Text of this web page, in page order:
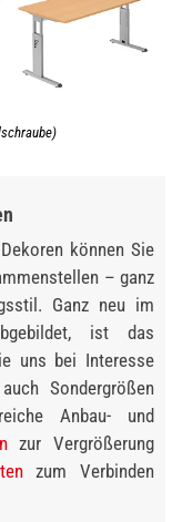
können Sie
– ganz
Ganz neu im
ist das
uns bei Interesse
Sondergrößen
Anbau- und
zur Vergrößerung
zum Verbinden